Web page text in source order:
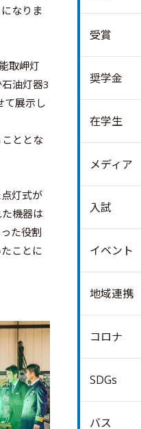
なりま
取岬灯
油灯器3
て展示し
ととな
灯式が
機器は
た役割
ことに
受賞
奨学金
在学生
メディア
入試
イベント
地域連携
コロナ
SDGs
バス